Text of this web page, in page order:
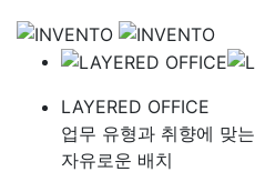
CATALOG
LAYERED OFFICE
업무 유형과 취향에 맞는
자유로운 배치